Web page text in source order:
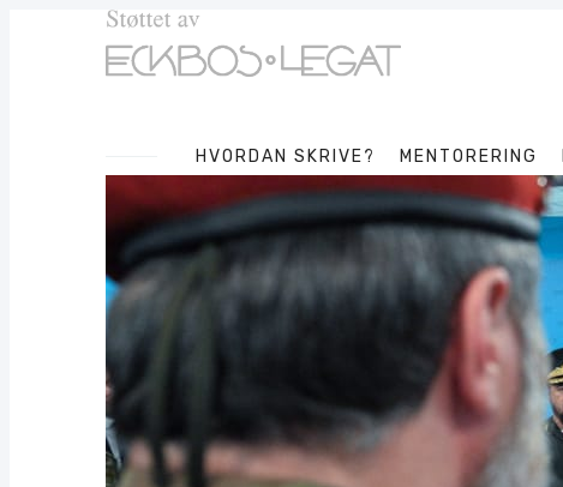
HVORDAN SKRIVE? MENTORERING